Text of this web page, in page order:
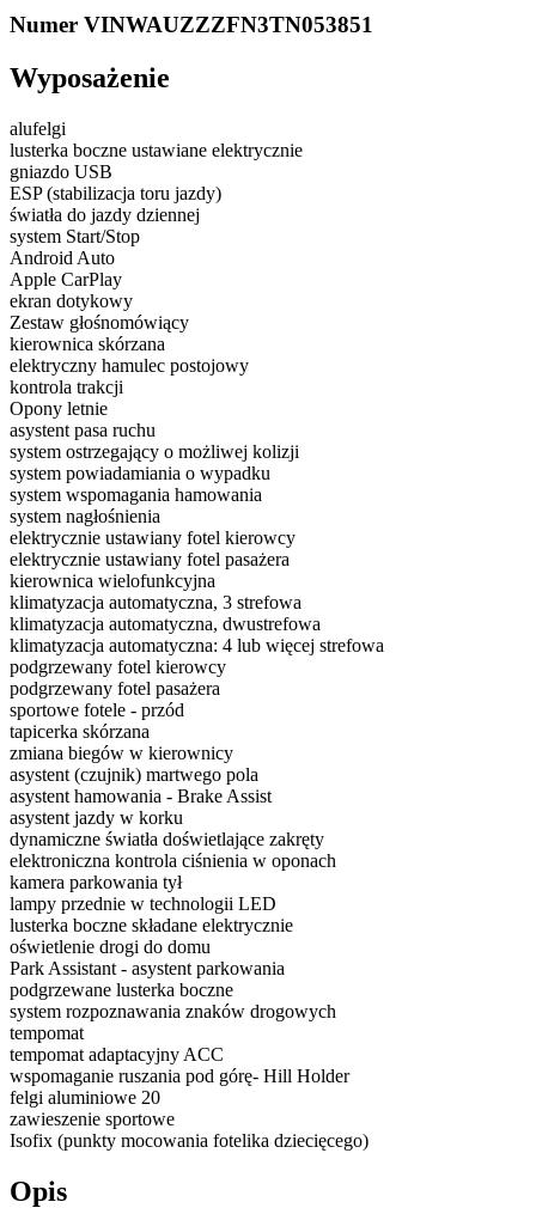
Numer VINWAUZZZFN3TN053851
Wyposażenie
alufelgi
lusterka boczne ustawiane elektrycznie
gniazdo USB
ESP (stabilizacja toru jazdy)
światła do jazdy dziennej
system Start/Stop
Android Auto
Apple CarPlay
ekran dotykowy
Zestaw głośnomówiący
kierownica skórzana
elektryczny hamulec postojowy
kontrola trakcji
Opony letnie
asystent pasa ruchu
system ostrzegający o możliwej kolizji
system powiadamiania o wypadku
system wspomagania hamowania
system nagłośnienia
elektrycznie ustawiany fotel kierowcy
elektrycznie ustawiany fotel pasażera
kierownica wielofunkcyjna
klimatyzacja automatyczna, 3 strefowa
klimatyzacja automatyczna, dwustrefowa
klimatyzacja automatyczna: 4 lub więcej strefowa
podgrzewany fotel kierowcy
podgrzewany fotel pasażera
sportowe fotele - przód
tapicerka skórzana
zmiana biegów w kierownicy
asystent (czujnik) martwego pola
asystent hamowania - Brake Assist
asystent jazdy w korku
dynamiczne światła doświetlające zakręty
elektroniczna kontrola ciśnienia w oponach
kamera parkowania tył
lampy przednie w technologii LED
lusterka boczne składane elektrycznie
oświetlenie drogi do domu
Park Assistant - asystent parkowania
podgrzewane lusterka boczne
system rozpoznawania znaków drogowych
tempomat
tempomat adaptacyjny ACC
wspomaganie ruszania pod górę- Hill Holder
felgi aluminiowe 20
zawieszenie sportowe
Isofix (punkty mocowania fotelika dziecięcego)
Opis